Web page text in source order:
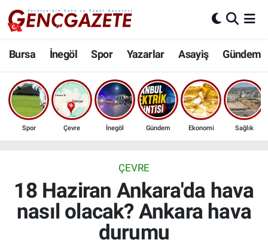
Bursa İnegöl Spor Yazarlar Asayiş Gündem
Spor Çevre İnegöl Gündem Ekonomi Sağlık
ÇEVRE
18 Haziran Ankara'da hava
nasıl olacak? Ankara hava
durumu
Bursa
İnegöl
3.SAYFA
Ekonomi
Nöbetçi Eczaneler
Hava Durumu
Trafik Durumu
Son Dakika Haberleri